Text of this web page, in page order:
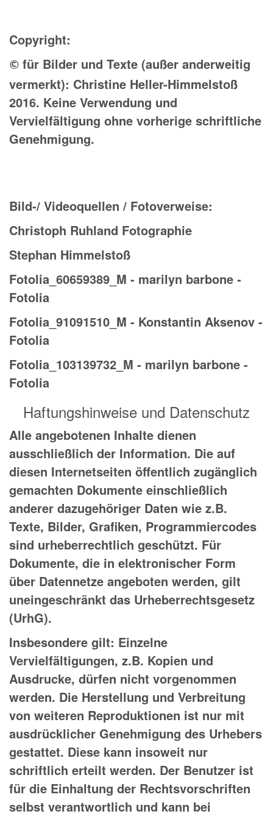
Copyright:
© für Bilder und Texte (außer anderweitig
vermerkt): Christine Heller-Himmelstoß
2016. Keine Verwendung und
Vervielfältigung ohne vorherige schriftliche
Genehmigung.
Bild-/ Videoquellen / Fotoverweise:
Christoph Ruhland Fotographie
Stephan Himmelstoß
Fotolia_60659389_M - marilyn barbone -
Fotolia
Fotolia_91091510_M - Konstantin Aksenov -
Fotolia
Fotolia_103139732_M - marilyn barbone -
Fotolia
Haftungshinweise und Datenschutz
Alle angebotenen Inhalte dienen
ausschließlich der Information. Die auf
diesen Internetseiten öffentlich zugänglich
gemachten Dokumente einschließlich
anderer dazugehöriger Daten wie z.B.
Texte, Bilder, Grafiken, Programmiercodes
sind urheberrechtlich geschützt. Für
Dokumente, die in elektronischer Form
über Datennetze angeboten werden, gilt
uneingeschränkt das Urheberrechtsgesetz
(UrhG).
Insbesondere gilt: Einzelne
Vervielfältigungen, z.B. Kopien und
Ausdrucke, dürfen nicht vorgenommen
werden. Die Herstellung und Verbreitung
von weiteren Reproduktionen ist nur mit
ausdrücklicher Genehmigung des Urhebers
gestattet. Diese kann insoweit nur
schriftlich erteilt werden. Der Benutzer ist
für die Einhaltung der Rechtsvorschriften
selbst verantwortlich und kann bei